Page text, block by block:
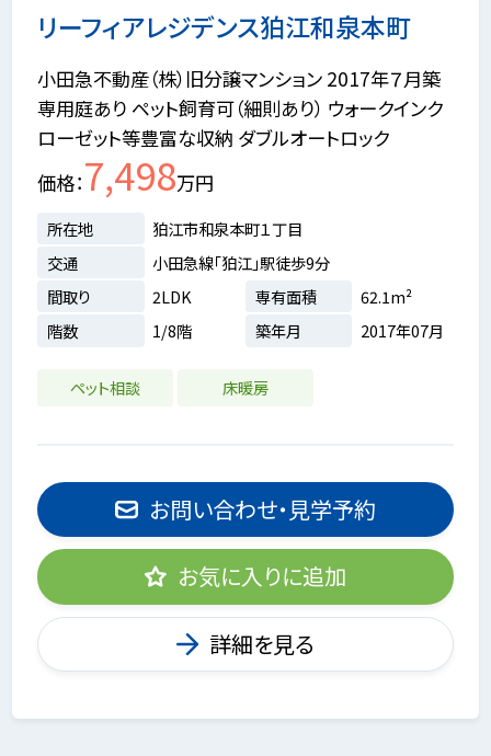
リーフィアレジデンス狛江和泉本町
小田急不動産（株）旧分譲マンション 2017年７月築
専用庭あり ペット飼育可（細則あり） ウォークインク
ローゼット等豊富な収納 ダブルオートロック
価格 7,498万円
所在地
狛江市和泉本町１丁目
交通
小田急線「狛江」駅徒歩9分
間取り
2LDK 専有面積
62.1m²
階数
1/8階 築年月 2017年07月
ペット相談 床暖房
お問い合わせ・見学予約
お気に入りに追加
詳細を見る